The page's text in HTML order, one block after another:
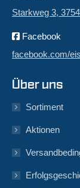
Starkweg 3,
Facebook
facebook.com/
Über uns
Sortiment
Aktionen